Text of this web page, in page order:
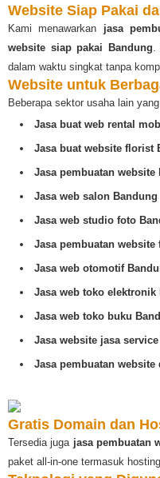
Website Siap Pakai
Kami menawarkan jasa
website siap pakai Bandung.
dalam waktu singkat tanpa
Website untuk
Beberapa sektor usaha lain
Jasa buat web rental
Jasa buat website florist
Jasa pembuatan
Jasa web salon Bandung
Jasa web studio foto
Jasa pembuatan
Jasa web otomotif
Jasa web toko elektronik
Jasa web toko buku
Jasa website jasa
Jasa pembuatan
Gratis Domain dan
Tersedia juga jasa pembuatan
paket all-in-one termasuk